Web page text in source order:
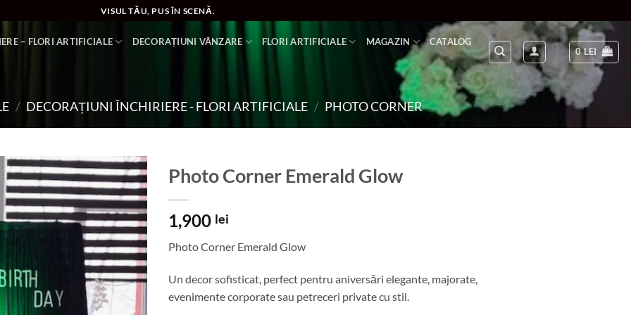
VISUL TĂU, PUS ÎN SCENĂ.
– FLORI ARTIFICIALE DECORAȚIUNI VÂNZARE FLORI ARTIFICIALE MAGAZIN CATALOG
0LEI
/ DECORAȚIUNI ÎNCHIRIERE - FLORI ARTIFICIALE / PHOTO CORNER
Add to
wishlist
Photo Corner Emerald Glow
1,900 lei
Photo Corner Emerald Glow
Un decor sofisticat, perfect pentru aniversări elegante, majorate,
evenimente corporate sau petreceri private cu stil.